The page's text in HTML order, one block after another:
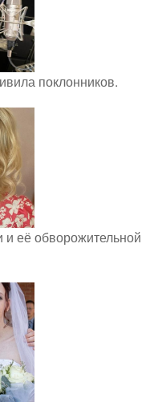
поклонников.
её обворожительной